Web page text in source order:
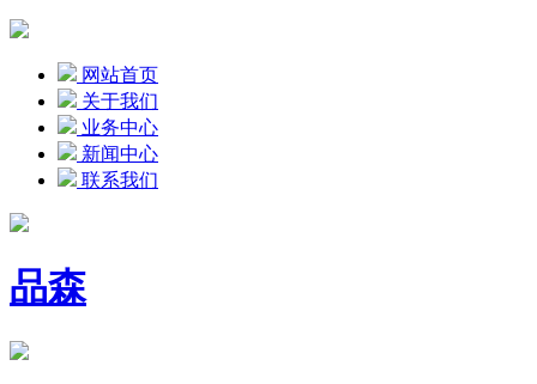
网站首页
关于我们
业务中心
新闻中心
联系我们
品森